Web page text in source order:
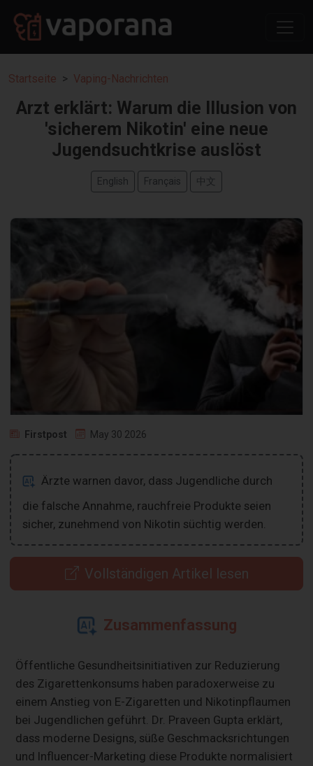
Startseite Vaping-Nachrichten
Arzt erklärt: Warum die Illusion von
'sicherem Nikotin' eine neue
Jugendsuchtkrise auslöst
English Français 中文
Firstpost May 30 2026
Ärzte warnen davor, dass Jugendliche durch
die falsche Annahme, rauchfreie Produkte seien
sicher, zunehmend von Nikotin süchtig werden.
Vollständigen Artikel lesen
Zusammenfassung
Öffentliche Gesundheitsinitiativen zur Reduzierung
des Zigarettenkonsums haben paradoxerweise zu
einem Anstieg von E-Zigaretten und Nikotinpflaumen
bei Jugendlichen geführt. Dr. Praveen Gupta erklärt,
dass moderne Designs, süße Geschmacksrichtungen
und Influencer-Marketing diese Produkte normalisiert